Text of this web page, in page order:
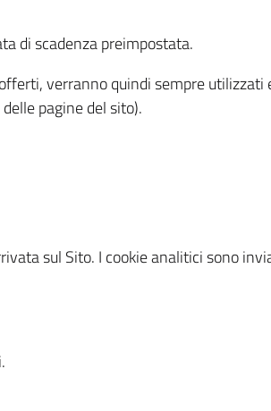
di scadenza preimpostata.
verranno quindi sempre utilizzati
pagine del sito).
sul Sito. I cookie analitici sono